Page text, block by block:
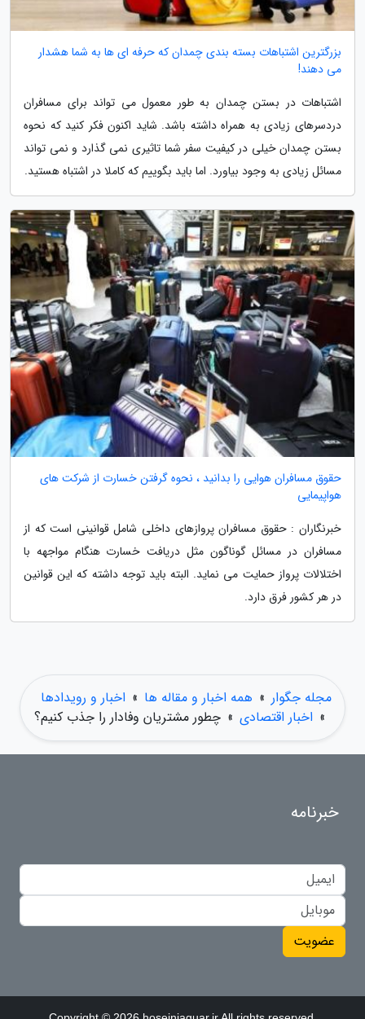
بزرگترین اشتباهات بسته بندی چمدان که حرفه ای ها به شما هشدار
می دهند!
اشتباهات در بستن چمدان به طور معمول می تواند برای مسافران
دردسرهای زیادی به همراه داشته باشد. شاید اکنون فکر کنید که نحوه
بستن چمدان خیلی در کیفیت سفر شما تاثیری نمی گذارد و نمی تواند
مسائل زیادی به وجود بیاورد. اما باید بگوییم که کاملا در اشتباه هستید.
حقوق مسافران هوایی را بدانید ، نحوه گرفتن خسارت از شرکت های
هواپیمایی
خبرنگاران : حقوق مسافران پروازهای داخلی شامل قوانینی است که از
مسافران در مسائل گوناگون مثل دریافت خسارت هنگام مواجهه با
اختلالات پرواز حمایت می نماید. البته باید توجه داشته که این قوانین
در هر کشور فرق دارد.
مجله جگوار » همه اخبار و مقاله ها » اخبار و رویدادها
» اخبار اقتصادی » چطور مشتریان وفادار را جذب کنیم؟
خبرنامه
عضویت